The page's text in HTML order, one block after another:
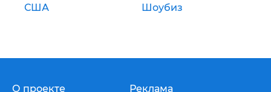
США Шоубиз
О проекте Реклама